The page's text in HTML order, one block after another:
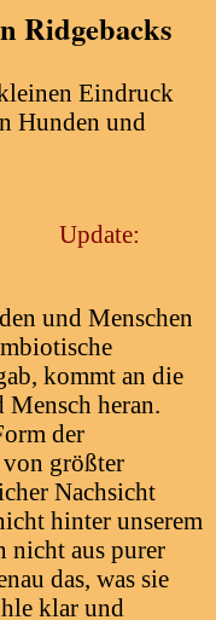
Ridgebacks
Eindruck
Hunden und
Update:
und Menschen
kommt an die
heran.
der
von größter
Nachsicht
hinter unserem
nicht aus purer
das, was sie
klar und